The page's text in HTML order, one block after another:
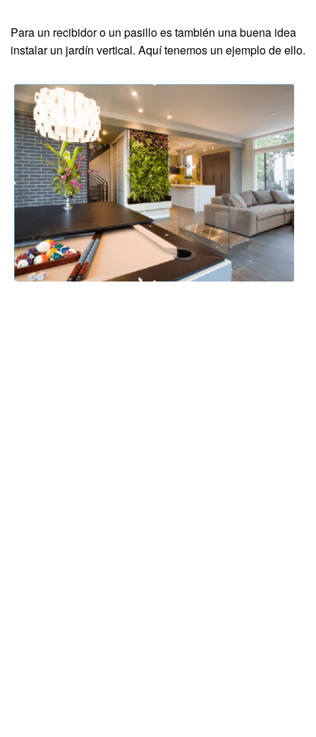
Para un recibidor o un pasillo es también una buena idea
instalar un jardín vertical. Aquí tenemos un ejemplo de ello.